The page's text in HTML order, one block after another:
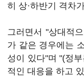
히 상·하반기 격차
그러면서 "상대적
가 같은 경우에는
성이 있다"며 "(정
적인 대응을 하고